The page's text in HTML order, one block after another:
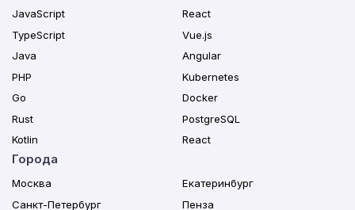
JavaScript
TypeScript
Java
PHP
Go
Rust
Kotlin
React
Vue.js
Angular
Kubernetes
Docker
PostgreSQL
React
Города
Москва
Санкт-Петербург
Екатеринбург
Пенза